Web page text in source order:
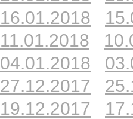
16.01.2018
11.01.2018
04.01.2018
27.12.2017
19.12.2017